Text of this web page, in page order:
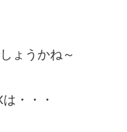
ょうかね～
・・・